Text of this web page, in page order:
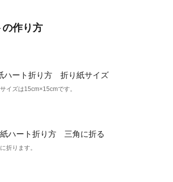
作り方
イズは15cm×15cmです。
折ります。